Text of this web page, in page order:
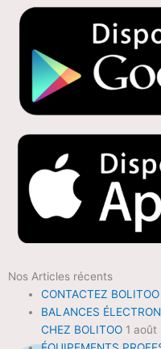
Nos Articles récents
CONTACTEZ BOLITOO
BALANCES
CHEZ BOLITOO 1 août